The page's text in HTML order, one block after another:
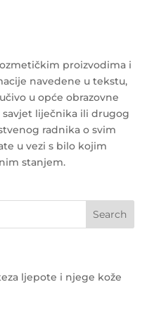
proizvodima i
navedene u tekstu,
u opće obrazovne
liječnika ili drugog
radnika o svim
u vezi s bilo kojim
stanjem.
ljepote i njege kože